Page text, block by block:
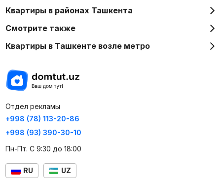
Квартиры в районах Ташкента
Смотрите также
Квартиры в Ташкенте возле метро
Отдел рекламы
+998 (78) 113-20-86
+998 (93) 390-30-10
Пн-Пт. С 9:30 до 18:00
RU UZ